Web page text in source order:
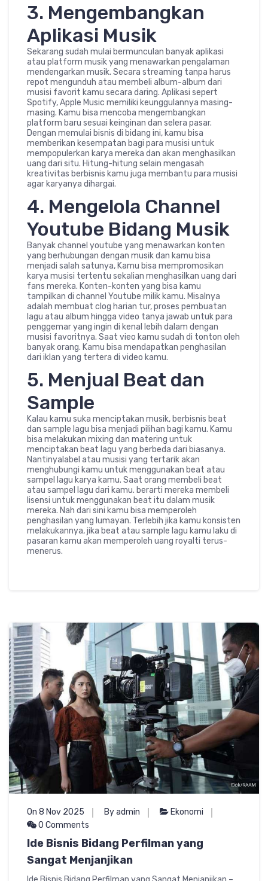
3. Mengembangkan
Aplikasi Musik
Sekarang sudah mulai bermunculan banyak aplikasi
atau platform musik yang menawarkan pengalaman
mendengarkan musik. Secara streaming tanpa harus
repot mengunduh atau membeli album-album dari
musisi favorit kamu secara daring. Aplikasi sepert
Spotify, Apple Music memiliki keunggulannya masing-
masing. Kamu bisa mencoba mengembangkan
platform baru sesuai keinginan dan selera pasar.
Dengan memulai bisnis di bidang ini, kamu bisa
memberikan kesempatan bagi para musisi untuk
mempopulerkan karya mereka dan akan menghasilkan
uang dari situ. Hitung-hitung selain mengasah
kreativitas berbisnis kamu juga membantu para musisi
agar karyanya dihargai.
4. Mengelola Channel
Youtube Bidang Musik
Banyak channel youtube yang menawarkan konten
yang berhubungan dengan musik dan kamu bisa
menjadi salah satunya, Kamu bisa mempromosikan
karya musisi tertentu sekalian menghasilkan uang dari
fans mereka. Konten-konten yang bisa kamu
tampilkan di channel Youtube milik kamu. Misalnya
adalah membuat clog harian tur, proses pembuatan
lagu atau album hingga video tanya jawab untuk para
penggemar yang ingin di kenal lebih dalam dengan
musisi favoritnya. Saat vieo kamu sudah di tonton oleh
banyak orang. Kamu bisa mendapatkan penghasilan
dari iklan yang tertera di video kamu.
5. Menjual Beat dan
Sample
Kalau kamu suka menciptakan musik, berbisnis beat
dan sample lagu bisa menjadi pilihan bagi kamu. Kamu
bisa melakukan mixing dan matering untuk
menciptakan beat lagu yang berbeda dari biasanya.
Nantinyalabel atau musisi yang tertarik akan
menghubungi kamu untuk menggunakan beat atau
sampel lagu karya kamu. Saat orang membeli beat
atau sampel lagu dari kamu. berarti mereka membeli
lisensi untuk menggunakan beat itu dalam musik
mereka. Nah dari sini kamu bisa memperoleh
penghasilan yang lumayan. Terlebih jika kamu konsisten
melakukannya, jika beat atau sample lagu kamu laku di
pasaran kamu akan memperoleh uang royalti terus-
menerus.
On 8 Nov 2025 By admin
Ekonomi
0 Comments
Ide Bisnis Bidang Perfilman yang
Sangat Menjanjikan